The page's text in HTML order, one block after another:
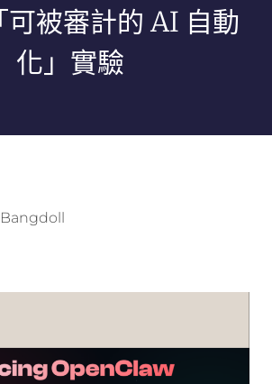
可被審計的 AI 自動
化」實驗
Bangdoll